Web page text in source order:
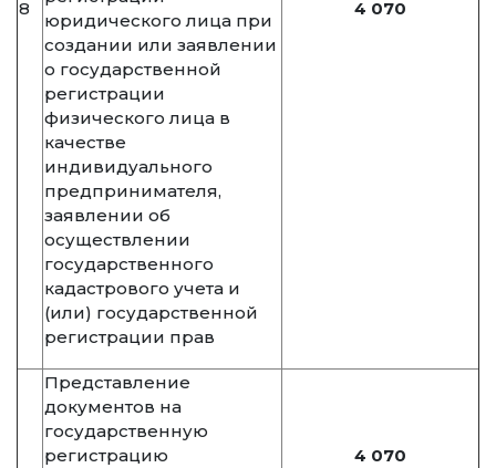
8
юридического лица при
создании или заявлении
о государственной
регистрации
физического лица в
качестве
индивидуального
предпринимателя,
заявлении об
осуществлении
государственного
кадастрового учета и
(или) государственной
регистрации прав
4 070
Представление
документов на
государственную
регистрацию
4 070